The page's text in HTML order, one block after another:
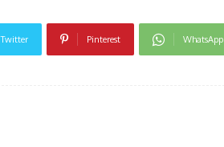
Twitter Pinterest WhatsApp